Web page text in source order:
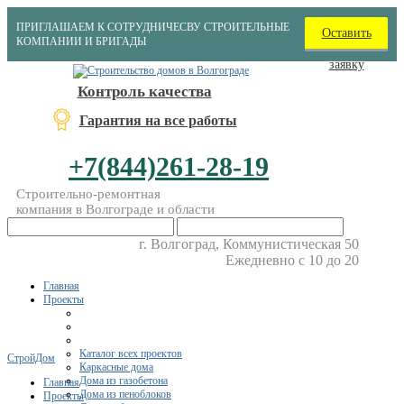
ПРИГЛАШАЕМ К СОТРУДНИЧЕСВУ СТРОИТЕЛЬНЫЕ
КОМПАНИИ И БРИГАДЫ
Оставить
заявку
Контроль качества
Гарантия на все работы
+7(844)261-28-19
Строительно-ремонтная
компания в Волгограде и области
г. Волгоград, Коммунистическая 50
Ежедневно с 10 до 20
Главная
Проекты
Каталог всех проектов
Каркасные дома
Дома из газобетона
Дома из пеноблоков
СтройДом
Главная
Проекты